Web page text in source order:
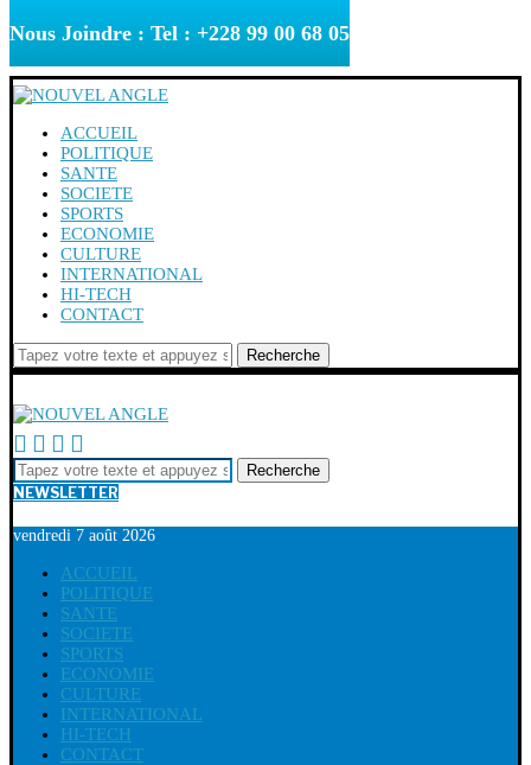
Nous Joindre : Tel : +228 99 00 68 05
ACCUEIL
POLITIQUE
SANTE
SOCIETE
SPORTS
ECONOMIE
CULTURE
INTERNATIONAL
HI-TECH
CONTACT
Recherche
Recherche
NEWSLETTER
vendredi 7 août 2026
ACCUEIL
POLITIQUE
SANTE
SOCIETE
SPORTS
ECONOMIE
CULTURE
INTERNATIONAL
HI-TECH
CONTACT